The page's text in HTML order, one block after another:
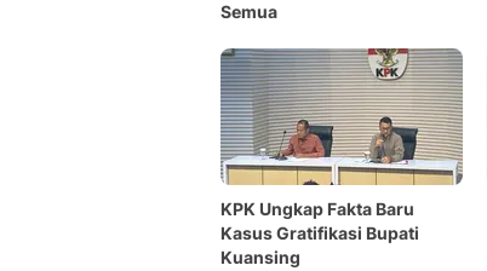
Semua
KPK Ungkap Fakta Baru
Kasus Gratifikasi Bupati
Kuansing